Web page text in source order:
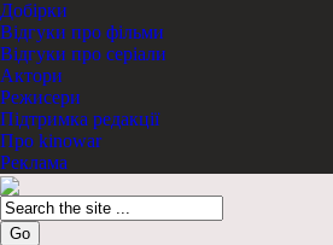
Добірки
Відгуки про фільми
Відгуки про серіали
Актори
Режисери
Підтримка редакції
Про kinowar
Реклама
Go